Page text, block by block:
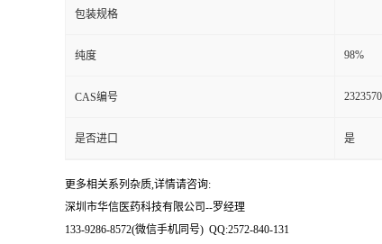
包装规格
纯度 98%
CAS编号
是否进口 是
更多相关系列杂质,详情请咨询:
深圳市华信医药科技有限公司--罗经理
133-9286-8572(微信手机同号) QQ:2572-840-131